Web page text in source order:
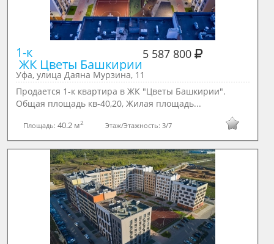
1-к
ЖК Цветы Башкирии
5 587 800
Уфа, улица Даяна Мурзина, 11
Продается 1-к квартира в ЖК "Цветы Башкирии".
Общая площадь кв-40,20, Жилая площадь...
Площадь:40.2 м2 Этаж/Этажность: 3/7